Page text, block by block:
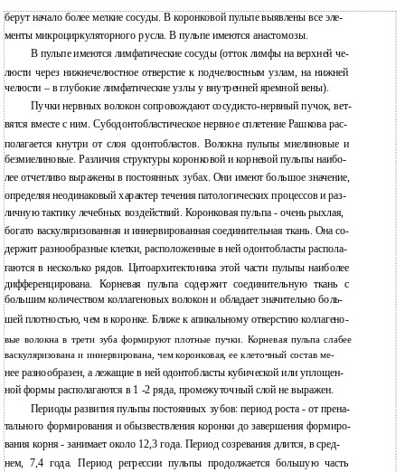
берут начало более мелкие сосуды. В коронковой пульпе выявлены все эле-
менты микроциркуляторного русла. В пульпе имеются анастомозы.
В пульпе имеются лимфатические сосуды (отток лимфы на верхней че-
люсти через нижнечелюстное отверстие к подчелюстным узлам, на нижней
челюсти – в глубокие лимфатические узлы у внутренней яремной вены).
Пучки нервных волокон сопровождают сосудисто-нервный пучок, вет-
вятся вместе с ним. Субодонтобластическое нервное сплетение Рашкова рас-
полагается кнутри от слоя одонтобластов. Волокна пульпы миелиновые и
безмиелиновые. Различия структуры коронковой и корневой пульпы наибо-
лее отчетливо выражены в постоянных зубах. Они имеют большое значение,
определяя неодинаковый характер течения патологических процессов и раз-
личную тактику лечебных воздействий. Коронковая пульпа - очень рыхлая,
богато васкуляризованная и иннервированная соединительная ткань. Она со-
держит разнообразные клетки, расположенные в ней одонтобласты распола-
гаются в несколько рядов. Цитоархитектоника этой части пульпы наиболее
дифференцирована. Корневая пульпа содержит соединительную ткань с
большим количеством коллагеновых волокон и обладает значительно боль-
шей плотностью, чем в коронке. Ближе к апикальному отверстию коллагено-
вые волокна в трети зуба формируют плотные пучки. Корневая пульпа слабее
васкуляризована и иннервирована, чем коронковая, ее клеточный состав ме-
нее разнообразен, а лежащие в ней одонтобласты кубической или уплощен-
ной формы располагаются в 1 -2 ряда, промежуточный слой не выражен.
Периоды развития пульпы постоянных зубов: период роста - от прена-
тального формирования и обызвествления коронки до завершения формиро-
вания корня - занимает около 12,3 года. Период созревания длится, в сред-
нем, 7,4 года. Период регрессии пульпы продолжается большую часть